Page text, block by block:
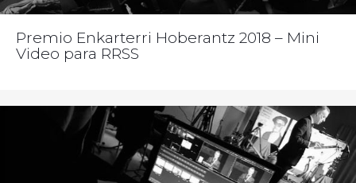
Premio Enkarterri Hoberantz 2018 – Mini
Video para RRSS